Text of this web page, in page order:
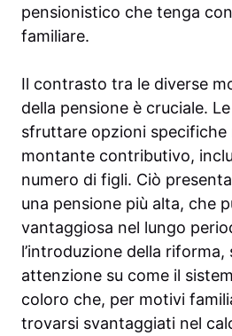
pensionistico che tenga
familiare.
Il contrasto tra le diverse
della pensione è cruciale.
sfruttare opzioni specifiche
montante contributivo,
numero di figli. Ciò
una pensione più alta, che
vantaggiosa nel lungo
l’introduzione della
attenzione su come il
coloro che, per motivi
trovarsi svantaggiati nel